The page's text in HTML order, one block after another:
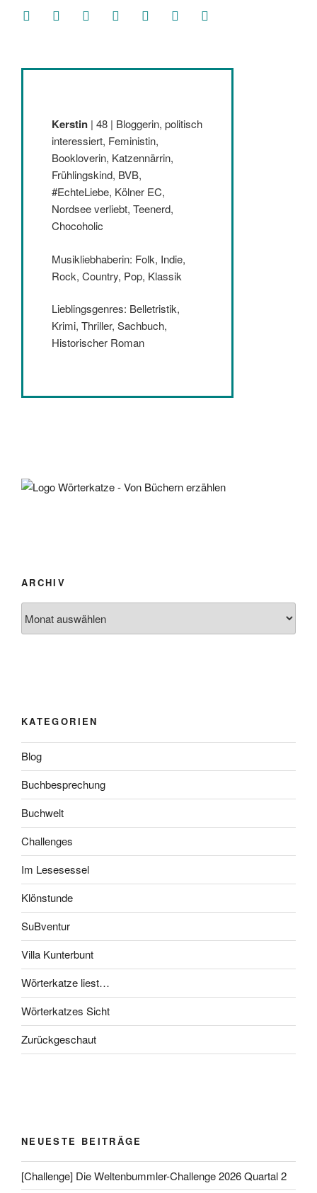
facebooksoundcloud
twitter mastodoninstagramthreads goodreads
Kerstin | 48 | Bloggerin, politisch
interessiert, Feministin,
Bookloverin, Katzennärrin,
Frühlingskind, BVB,
#EchteLiebe, Kölner EC,
Nordsee verliebt, Teenerd,
Chocoholic
Musikliebhaberin: Folk, Indie,
Rock, Country, Pop, Klassik
Lieblingsgenres: Belletristik,
Krimi, Thriller, Sachbuch,
Historischer Roman
ARCHIV
KATEGORIEN
Blog
Buchbesprechung
Buchwelt
Challenges
Im Lesesessel
Klönstunde
SuBventur
Villa Kunterbunt
Wörterkatze liest…
Wörterkatzes Sicht
Zurückgeschaut
NEUESTE BEITRÄGE
[Challenge] Die Weltenbummler-Challenge 2026 Quartal 2